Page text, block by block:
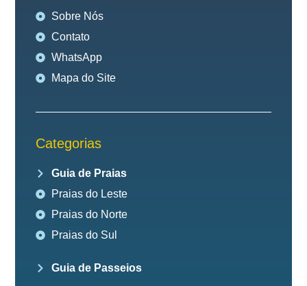
Sobre Nós
Contato
WhatsApp
Mapa do Site
Categorias
Guia de Praias
Praias do Leste
Praias do Norte
Praias do Sul
Guia de Passeios